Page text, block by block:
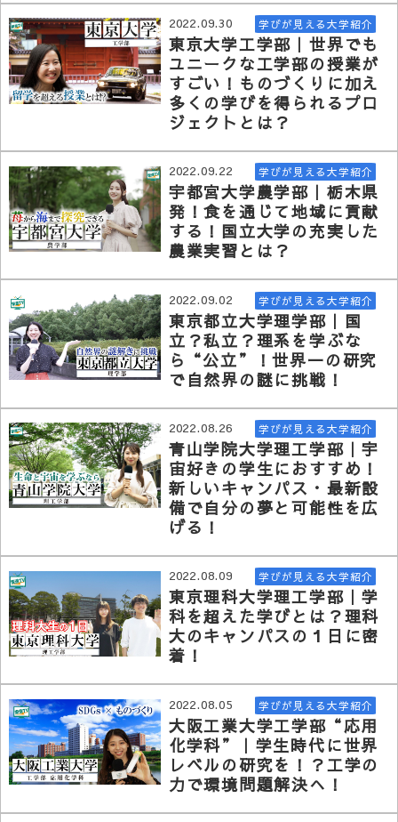
2022.09.30 学びが見える大学紹介
東京大学工学部｜世界でも
ユニークな工学部の授業が
すごい！ものづくりに加え
多くの学びを得られるプロ
ジェクトとは？
2022.09.22 学びが見える大学紹介
宇都宮大学農学部｜栃木県
発！食を通じて地域に貢献
する！国立大学の充実した
農業実習とは？
2022.09.02 学びが見える大学紹介
東京都立大学理学部｜国
立？私立？理系を学ぶな
ら“公立”！世界一の研究
で自然界の謎に挑戦！
2022.08.26 学びが見える大学紹介
青山学院大学理工学部｜宇
宙好きの学生におすすめ！
新しいキャンパス・最新設
備で自分の夢と可能性を広
げる！
2022.08.09 学びが見える大学紹介
東京理科大学理工学部｜学
科を超えた学びとは？理科
大のキャンパスの１日に密
着！
2022.08.05 学びが見える大学紹介
大阪工業大学工学部“応用
化学科”｜学生時代に世界
レベルの研究を！？工学の
力で環境問題解決へ！